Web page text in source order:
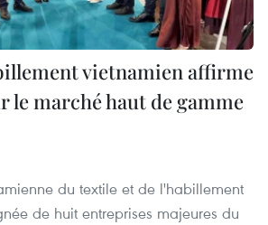
vietnamien affirme
le marché haut de gamme
du textile et de l'habillement
de huit entreprises majeures du